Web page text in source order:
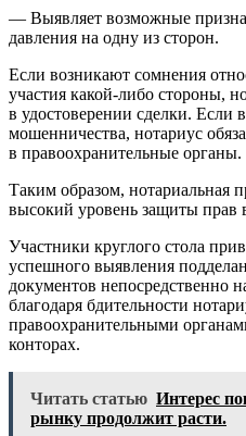
— Выявляет возможные
давления на одну из сторон.
Если возникают сомнения
участия какой-либо стороны,
в удостоверении сделки. Если
мошенничества, нотариус
в правоохранительные органы.
Таким образом, нотариальная
высокий уровень защиты прав
Участники круглого стола
успешного выявления
документов непосредственно
благодаря бдительности
правоохранительными
конторах.
Читать статью Интерес
рынку продолжит расти.